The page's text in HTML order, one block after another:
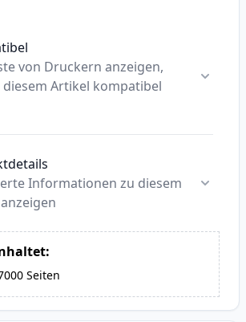
von Druckern anzeigen,
Artikel kompatibel
Informationen zu diesem
Seiten